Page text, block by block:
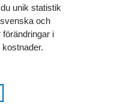
unik statistik
och
i